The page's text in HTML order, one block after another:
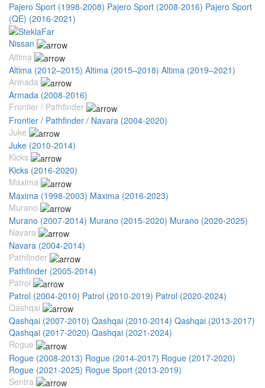
Pajero Sport (1998-2008) Pajero Sport (2008-2016) Pajero Sport
(QE) (2016-2021)
Nissan
Altima
Altima (2012–2015) Altima (2015–2018) Altima (2019–2021)
Armada
Armada (2008-2016)
Frontier / Pathfinder
Frontier / Pathfinder / Navara (2004-2020)
Juke
Juke (2010-2014)
Kicks
Kicks (2016-2020)
Maxima
Maxima (1998-2003) Maxima (2016-2023)
Murano
Murano (2007-2014) Murano (2015-2020) Murano (2020-2025)
Navara
Navara (2004-2014)
Pathfinder
Pathfinder (2005-2014)
Patrol
Patrol (2004-2010) Patrol (2010-2019) Patrol (2020-2024)
Qashqai
Qashqai (2007-2010) Qashqai (2010-2014) Qashqai (2013-2017)
Qashqai (2017-2020) Qashqai (2021-2024)
Rogue
Rogue (2008-2013) Rogue (2014-2017) Rogue (2017-2020)
Rogue (2021-2025) Rogue Sport (2013-2019)
Sentra